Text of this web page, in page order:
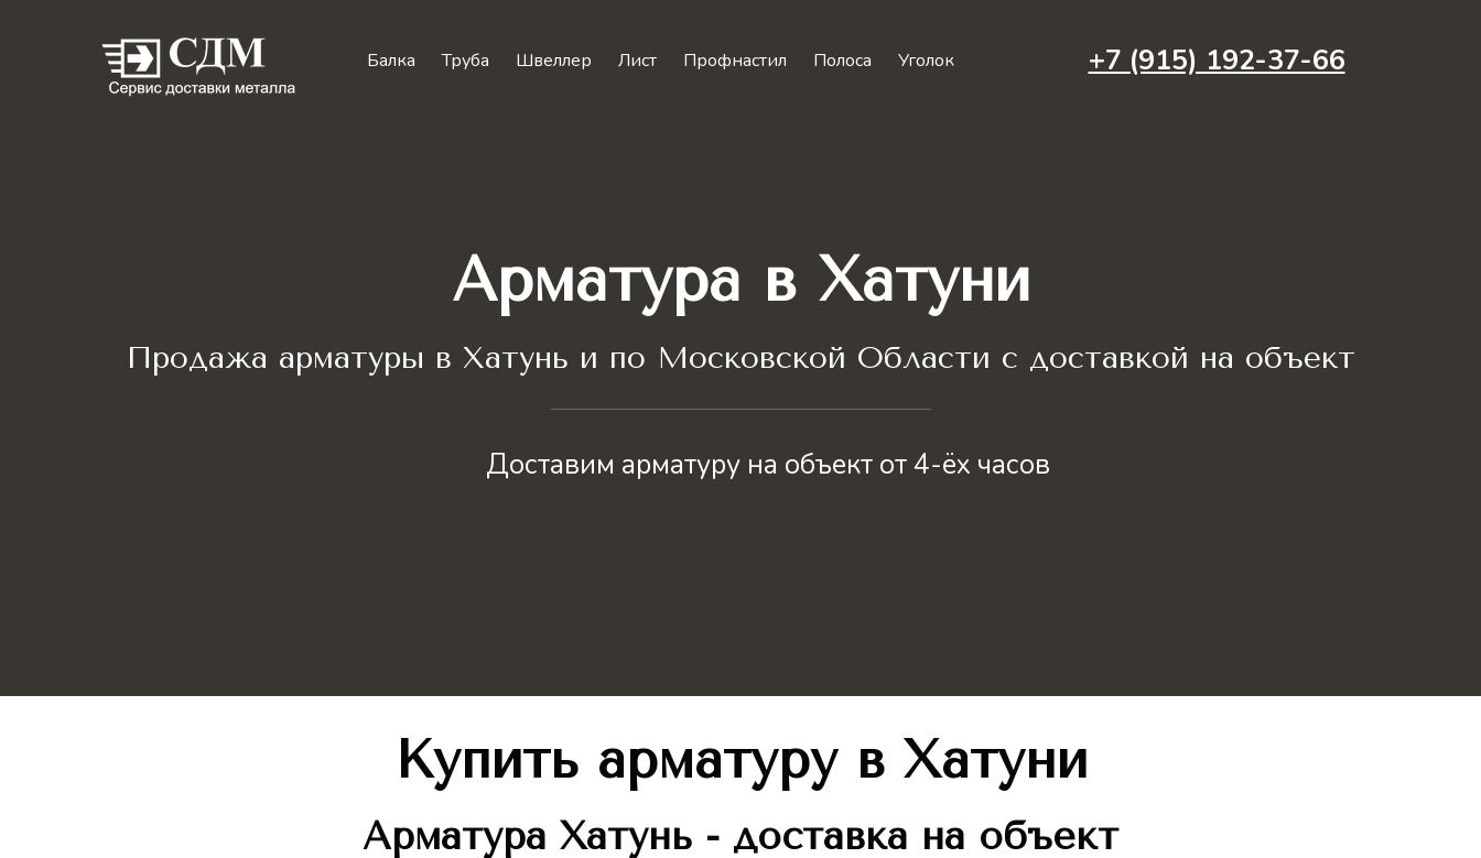
Балка Труба Швеллер Лист Профнастил Полоса Уголок +7 (915) 192-37-66
Арматура в Хатуни
Продажа арматуры в Хатунь и по Московской Области с доставкой на объект
Доставим арматуру на объект от 4-ёх часов
Купить арматуру в Хатуни
Арматура Хатунь - доставка на объект